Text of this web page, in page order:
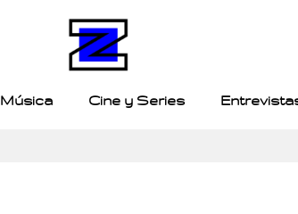
Música Cine y Series